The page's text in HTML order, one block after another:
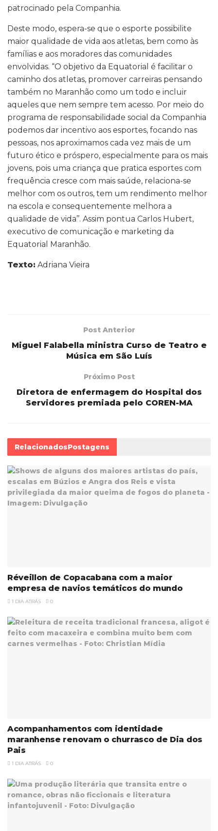
patrocinado pela Companhia.
Deste modo, espera-se que o esporte possibilite
maior qualidade de vida aos atletas, bem como às
famílias e aos moradores das comunidades
envolvidas. “O objetivo da Equatorial é facilitar o
caminho dos atletas, promover carreiras pensando
também no Maranhão como um todo e incluir
aqueles que nem sempre tem acesso. Por meio do
programa de responsabilidade social da Companhia
podemos dar incentivo aos esportes, focando nas
pessoas, nos aproximamos cada vez mais de um
futuro ético e próspero, especialmente para os mais
jovens, pois uma criança que pratica esportes com
frequência cresce com mais saúde, relaciona-se
melhor com os outros, tem um rendimento melhor
na escola e consequentemente melhora a
qualidade de vida’’. Assim pontua Carlos Hubert,
executivo de comunicação e marketing da
Equatorial Maranhão.
Texto: Adriana Vieira
Post Anterior
Miguel Falabella ministra Curso de Teatro e
Música em São Luís
Próximo Post
Diretora de enfermagem do Hospital dos
Servidores premiada pelo COREN-MA
RelacionadosPostagens
Réveillon de Copacabana com a maior
empresa de navios temáticos do mundo
1 DIA ATRÁS 0
Acompanhamentos com identidade
maranhense renovam o churrasco de Dia dos
Pais
1 DIA ATRÁS 0